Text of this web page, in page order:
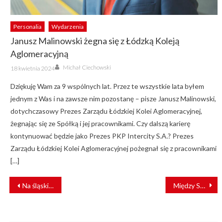
Personalia Wydarzenia
Janusz Malinowski żegna się z Łódzką Koleją
Aglomeracyjną
Posted
on
18 kwietnia 2024 Author
Michał Ciechowski
Dziękuję Wam za 9 wspólnych lat. Przez te wszystkie lata byłem
jednym z Was i na zawsze nim pozostanę – pisze Janusz Malinowski,
dotychczasowy Prezes Zarządu Łódzkiej Kolei Aglomeracyjnej,
żegnając się ze Spółką i jej pracownikami. Czy dalszą karierę
kontynuować będzie jako Prezes PKP Intercity S.A.? Prezes
Zarządu Łódzkiej Kolei Aglomeracyjnej pożegnał się z pracownikami
[…]
NAWIGACJA
WPISU
Na śląskie tory wyjechał “Srebrny Pociąg” Między Stargardem a Szczecinem powstały nowe perony